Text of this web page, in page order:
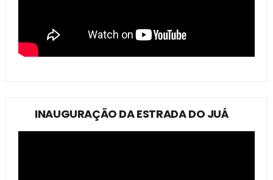
INAUGURAÇÃO DA ESTRADA DO JUÁ